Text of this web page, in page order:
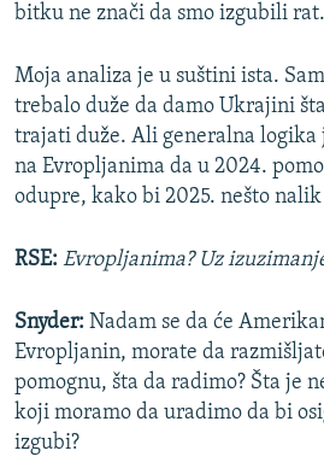
bitku ne znači da smo izgubili rat.
Moja analiza je u suštini ista.
trebalo duže da damo Ukrajini
trajati duže. Ali generalna logika
na Evropljanima da u 2024.
odupre, kako bi 2025. nešto
RSE: Evropljanima? Uz
Snyder: Nadam se da će
Evropljanin, morate da
pomognu, šta da radimo? Šta je
koji moramo da uradimo da bi
izgubi?